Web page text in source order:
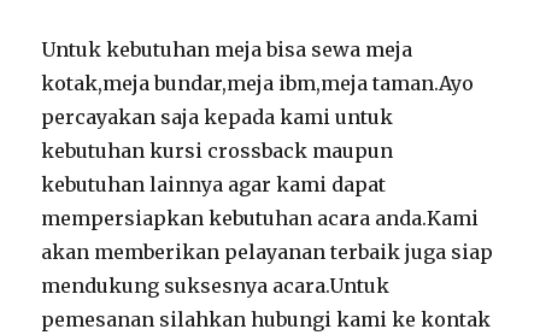
Untuk kebutuhan meja bisa sewa meja
kotak,meja bundar,meja ibm,meja taman.Ayo
percayakan saja kepada kami untuk
kebutuhan kursi crossback maupun
kebutuhan lainnya agar kami dapat
mempersiapkan kebutuhan acara anda.Kami
akan memberikan pelayanan terbaik juga siap
mendukung suksesnya acara.Untuk
pemesanan silahkan hubungi kami ke kontak